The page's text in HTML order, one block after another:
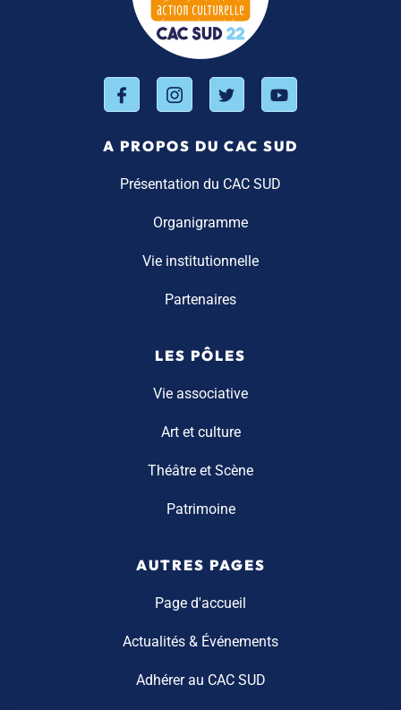
A PROPOS DU CAC SUD
Présentation du CAC SUD
Organigramme
Vie institutionnelle
Partenaires
LES PÔLES
Vie associative
Art et culture
Théâtre et Scène
Patrimoine
AUTRES PAGES
Page d'accueil
Actualités & Événements
Adhérer au CAC SUD